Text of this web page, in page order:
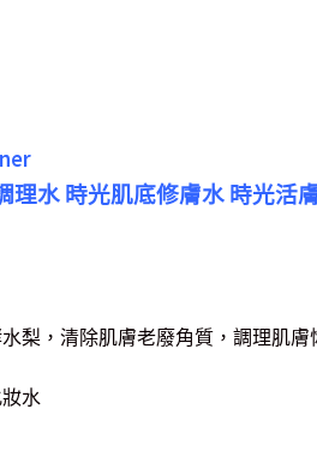
理水 時光肌底修膚水 時光活
梨，清除肌膚老廢角質，調理肌
水